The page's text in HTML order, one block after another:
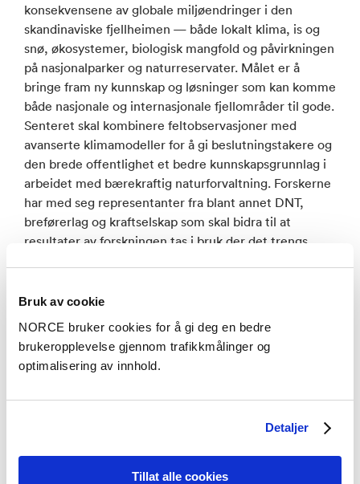
Bruk av cookie
NORCE bruker cookies for å gi deg en bedre
brukeropplevelse gjennom trafikkmålinger og
optimalisering av innhold.
Detaljer
Tillat alle cookies
konsekvensene av globale miljøendringer i den
skandinaviske fjellheimen — både lokalt klima, is og
snø, økosystemer, biologisk mangfold og påvirkningen
på nasjonalparker og naturreservater. Målet er å
bringe fram ny kunnskap og løsninger som kan komme
både nasjonale og internasjonale fjellområder til gode.
Senteret skal kombinere feltobservasjoner med
avanserte klimamodeller for å gi beslutningstakere og
den brede offentlighet et bedre kunnskapsgrunnlag i
arbeidet med bærekraftig naturforvaltning. Forskerne
har med seg representanter fra blant annet DNT,
breførerlag og kraftselskap som skal bidra til at
resultater av forskningen tas i bruk der det trengs
–Ved å forstå hvordan klimaendringer påvirker
fjellområder, får vi bedre forutsetninger for å ta vare
på både naturverdiene og samfunnene som er
avhengige av dem. Vi er svært takknemlige for at
Trond Mohn forskningsstiftelse gjør det mulig å